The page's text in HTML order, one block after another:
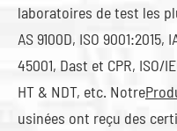
laboratoires de test les
AS 9100D, ISO 9001:2015,
45001, Dast et CPR, ISO/
HT & NDT, etc. Notre
usinées ont reçu des